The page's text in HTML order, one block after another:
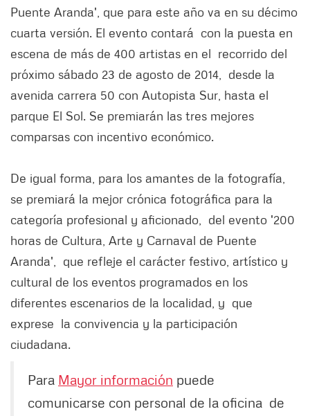
Puente Aranda', que para este año va en su décimo
cuarta versión. El evento contará con la puesta en
escena de más de 400 artistas en el recorrido del
próximo sábado 23 de agosto de 2014, desde la
avenida carrera 50 con Autopista Sur, hasta el
parque El Sol. Se premiarán las tres mejores
comparsas con incentivo económico.
De igual forma, para los amantes de la fotografía,
se premiará la mejor crónica fotográfica para la
categoría profesional y aficionado, del evento '200
horas de Cultura, Arte y Carnaval de Puente
Aranda', que refleje el carácter festivo, artístico y
cultural de los eventos programados en los
diferentes escenarios de la localidad, y que
exprese la convivencia y la participación
ciudadana.
Para Mayor información puede
comunicarse con personal de la oficina de